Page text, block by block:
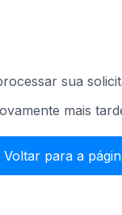
sua
mais
Voltar para a